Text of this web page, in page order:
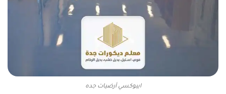
ايبوكسي أرضيات جده